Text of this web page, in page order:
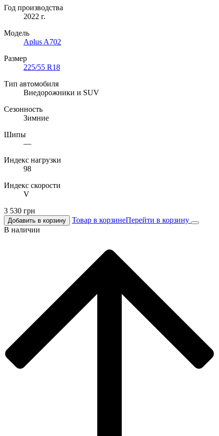
Год производства
2022 г.
Модель
Aplus A702
Размер
225/55 R18
Тип автомобиля
Внедорожники и SUV
Сезонность
Зимние
Шипы
—
Индекс нагрузки
98
Индекс скорости
V
3 530 грн
Добавить в корзину Товар в корзинеПерейти в корзину
В наличии